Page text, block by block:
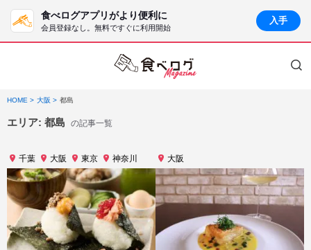
食べログアプリがより便利に
会員登録なし。無料ですぐに利用開始
入手
HOME 大阪 都島
エリア: 都島 の記事一覧
千葉 大阪 東京 神奈川 大阪